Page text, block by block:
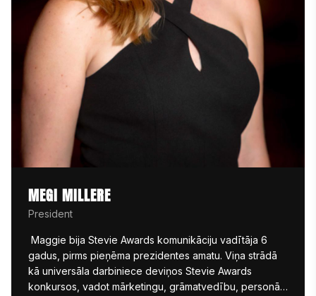
MEGI MILLERE
President
Maggie bija Stevie Awards komunikāciju vadītāja 6
gadus, pirms pieņēma prezidentes amatu. Viņa strādā
kā universāla darbiniece deviņos Stevie Awards
konkursos, vadot mārketingu, grāmatvedību, personāla